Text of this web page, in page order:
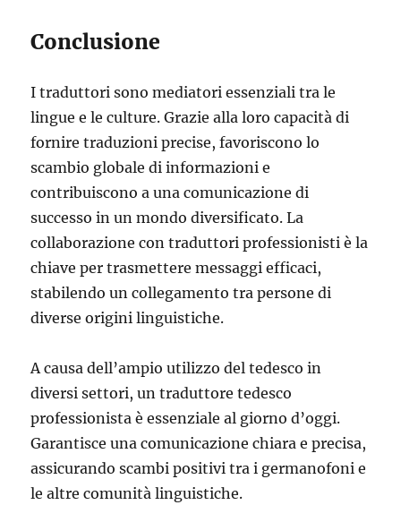
Conclusione
I traduttori sono mediatori essenziali tra le
lingue e le culture. Grazie alla loro capacità di
fornire traduzioni precise, favoriscono lo
scambio globale di informazioni e
contribuiscono a una comunicazione di
successo in un mondo diversificato. La
collaborazione con traduttori professionisti è la
chiave per trasmettere messaggi efficaci,
stabilendo un collegamento tra persone di
diverse origini linguistiche.
A causa dell’ampio utilizzo del tedesco in
diversi settori, un traduttore tedesco
professionista è essenziale al giorno d’oggi.
Garantisce una comunicazione chiara e precisa,
assicurando scambi positivi tra i germanofoni e
le altre comunità linguistiche.